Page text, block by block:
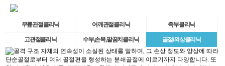
무릎관절클리닉 어깨관절클리닉 족부클리닉
고관절클리닉 수부,손목,팔꿈치클리닉 골절/외상클리닉